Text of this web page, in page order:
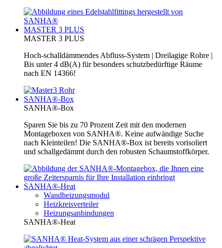
MASTER 3 PLUS
MASTER 3 PLUS
Hoch-schalldämmendes Abfluss-System | Dreilagige Rohre |
Bis unter 4 dB(A) für besonders schutzbedürftige Räume
nach EN 14366!
SANHA®-Box
SANHA®-Box
Sparen Sie bis zu 70 Prozent Zeit mit den modernen
Montageboxen von SANHA®. Keine aufwändige Suche
nach Kleinteilen! Die SANHA®-Box ist bereits vorisoliert
und schallgedämmt durch den robusten Schaumstoffkörper.
SANHA®-Heat
Wandheizungsmodul
Heizkreisverteiler
Heizungsanbindungen
SANHA®-Heat